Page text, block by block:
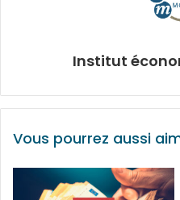
Institut
Vous pourrez aussi